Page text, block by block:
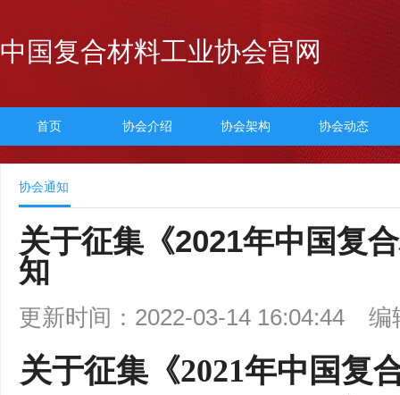
中国复合材料工业协会官网
首页 协会介绍 协会架构 协会动态
协会通知
关于征集《2021年中国复
知
更新时间：2022-03-14 16:04:44 编
关于征集《2021年中国复